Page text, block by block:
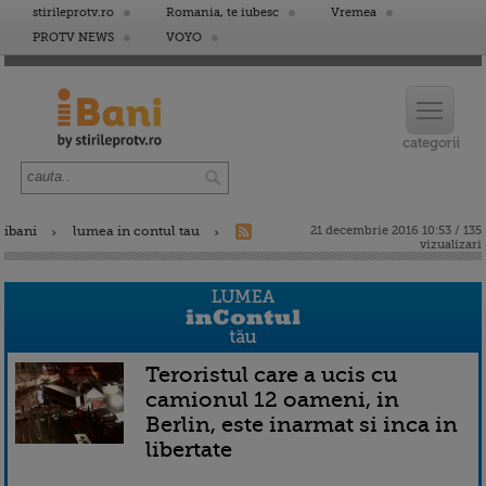
stirileprotv.ro Romania, te iubesc
Vremea
PROTV NEWS
VOYO
ibani lumea in contul tau
21 decembrie 2016 10:53 / 135
vizualizari
Teroristul care a ucis cu
camionul 12 oameni, in
Berlin, este inarmat si inca in
libertate